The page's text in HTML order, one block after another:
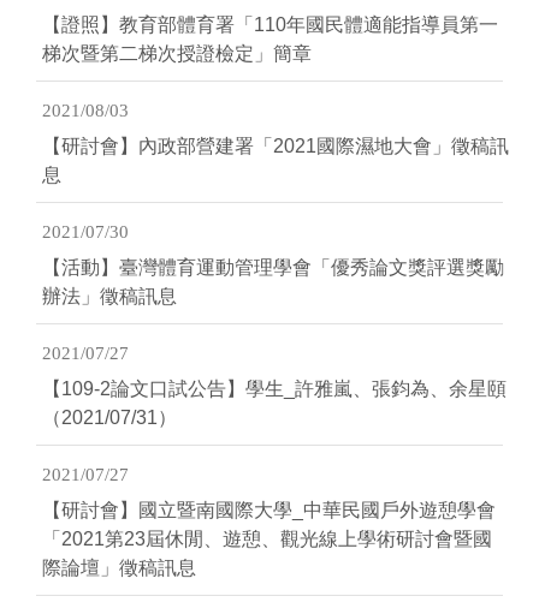
【證照】教育部體育署「110年國民體適能指導員第一
梯次暨第二梯次授證檢定」簡章
2021/08/03
【研討會】內政部營建署「2021國際濕地大會」徵稿訊
息
2021/07/30
【活動】臺灣體育運動管理學會「優秀論文獎評選獎勵
辦法」徵稿訊息
2021/07/27
【109-2論文口試公告】學生_許雅嵐、張鈞為、余星頤
（2021/07/31）
2021/07/27
【研討會】國立暨南國際大學_中華民國戶外遊憩學會
「2021第23屆休閒、遊憩、觀光線上學術研討會暨國
際論壇」徵稿訊息